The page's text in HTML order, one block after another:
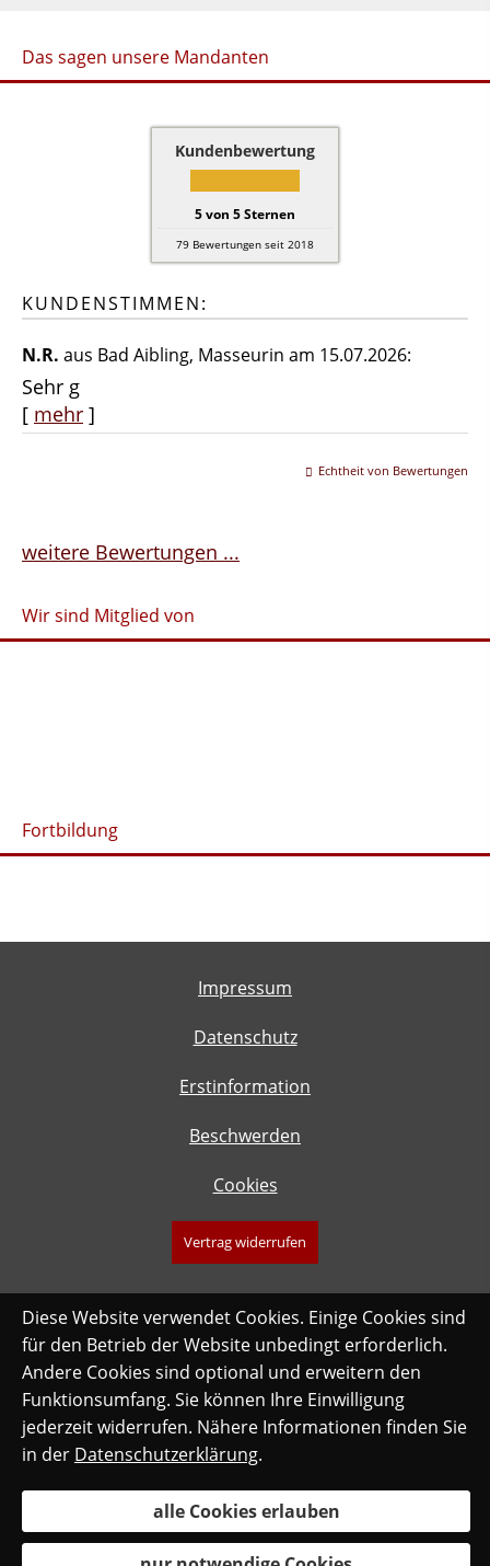
Das sagen unsere Mandanten
Kundenbewertung
5von 5Sternen
79 Bewertungen seit 2018
KUNDENSTIMMEN:
N.R. aus Bad Aibling, Masseurin am 15.07.2026:
Sehr g
[ mehr ]
Echtheit von Bewertungen
weitere Bewertungen ...
Wir sind Mitglied von
Fortbildung
Impressum
Datenschutz
Erstinformation
Beschwerden
Cookies
Vertrag widerrufen
Diese Website verwendet Cookies. Einige Cookies sind
für den Betrieb der Website unbedingt erforderlich.
Andere Cookies sind optional und erweitern den
Funktionsumfang. Sie können Ihre Einwilligung
jederzeit widerrufen. Nähere Informationen finden Sie
in der Datenschutzerklärung.
alle Cookies erlauben